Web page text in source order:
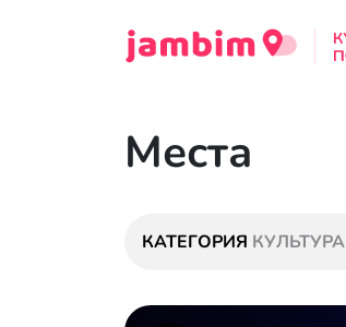
Места
КАТЕГОРИЯ КУЛЬТУРА